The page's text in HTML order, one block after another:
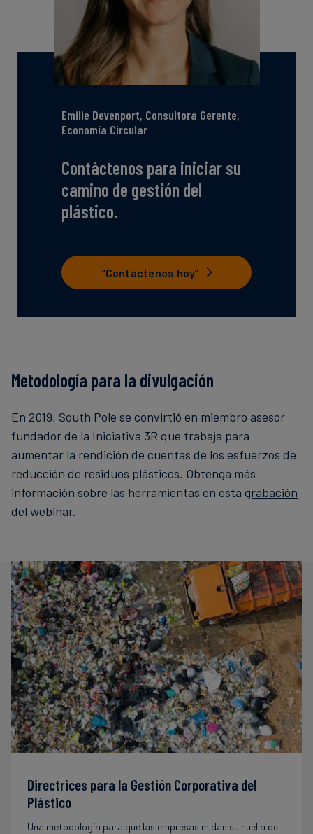
Emilie Devenport, Consultora Gerente,
Economía Circular
Contáctenos para iniciar su
camino de gestión del
plástico.
“Contáctenos hoy”
Metodología para la divulgación
En 2019, South Pole se convirtió en miembro asesor
fundador de la Iniciativa 3R que trabaja para
aumentar la rendición de cuentas de los esfuerzos de
reducción de residuos plásticos. Obtenga más
información sobre las herramientas en esta grabación
del webinar.
Directrices para la Gestión Corporativa del
Plástico
Una metodología para que las empresas midan su huella de